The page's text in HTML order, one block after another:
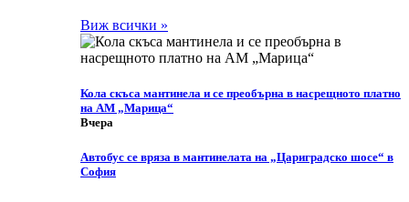
Виж всички »
Кола скъса мантинела и се преобърна в насрещното платно
на АМ „Марица“
Вчера
Автобус се вряза в мантинелата на „Цариградско шосе“ в
София